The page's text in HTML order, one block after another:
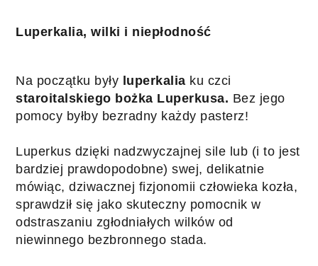
Luperkalia, wilki i niepłodność
Na początku były luperkalia
staroitalskiego bożka Luperkusa. Bez jego
pomocy byłby bezradny każdy pasterz!
Luperkus dzięki nadzwyczajnej sile lub (i to jest
bardziej prawdopodobne) swej, delikatnie
mówiąc, dziwacznej fizjonomii człowieka kozła,
sprawdził się jako skuteczny pomocnik w
odstraszaniu zgłodniałych wilków od
niewinnego bezbronnego stada.